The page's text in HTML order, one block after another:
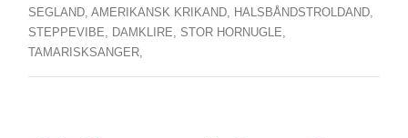
SEGLAND, AMERIKANSK KRIKAND, HALSBÅNDSTROLDAND,
STEPPEVIBE, DAMKLIRE, STOR HORNUGLE,
TAMARISKSANGER,